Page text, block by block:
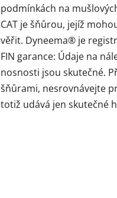
podmínkách na
CAT je šňůrou, jejíž
věřit. Dyneema® je
FIN garance: Údaje na
nosnosti jsou skutečné.
šňůrami, nesrovnávejte
totiž udává jen skutečné